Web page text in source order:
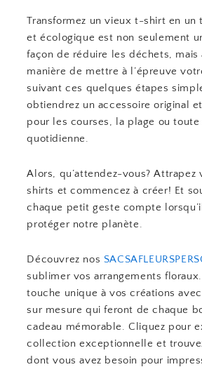
Transformez un vieux t-shirt en un
et écologique est non seulement
façon de réduire les déchets, mais
manière de mettre à l’épreuve
suivant ces quelques étapes
obtiendrez un accessoire original
pour les courses, la plage ou
quotidienne.
Alors, qu’attendez-vous? Attrapez
shirts et commencez à créer! Et
chaque petit geste compte
protéger notre planète.
Découvrez nos
sublimer vos arrangements
touche unique à vos créations
sur mesure qui feront de chaque
cadeau mémorable. Cliquez pour
collection exceptionnelle et
dont vous avez besoin pour